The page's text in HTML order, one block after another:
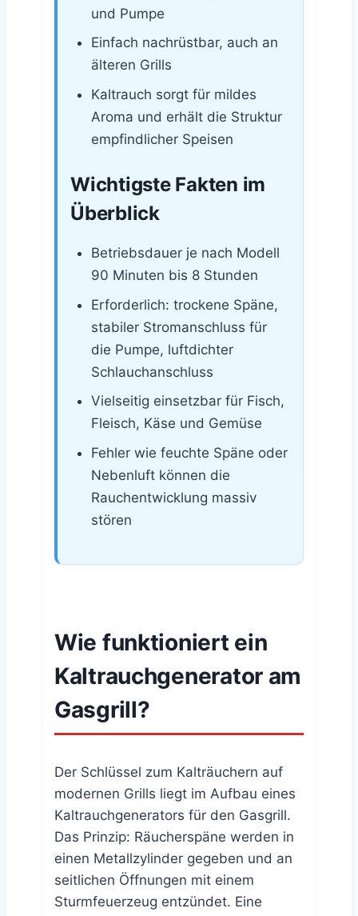
und Pumpe
Einfach nachrüstbar, auch an
älteren Grills
Kaltrauch sorgt für mildes
Aroma und erhält die Struktur
empfindlicher Speisen
Wichtigste Fakten im
Überblick
Betriebsdauer je nach Modell
90 Minuten bis 8 Stunden
Erforderlich: trockene Späne,
stabiler Stromanschluss für
die Pumpe, luftdichter
Schlauchanschluss
Vielseitig einsetzbar für Fisch,
Fleisch, Käse und Gemüse
Fehler wie feuchte Späne oder
Nebenluft können die
Rauchentwicklung massiv
stören
Wie funktioniert ein
Kaltrauchgenerator am
Gasgrill?
Der Schlüssel zum Kalträuchern auf
modernen Grills liegt im Aufbau eines
Kaltrauchgenerators für den Gasgrill.
Das Prinzip: Räucherspäne werden in
einen Metallzylinder gegeben und an
seitlichen Öffnungen mit einem
Sturmfeuerzeug entzündet. Eine